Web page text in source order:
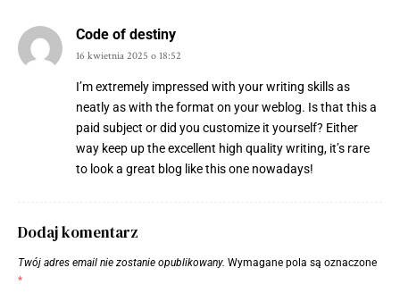
Code of destiny
16 kwietnia 2025 o 18:52
I’m extremely impressed with your writing skills as
neatly as with the format on your weblog. Is that this a
paid subject or did you customize it yourself? Either
way keep up the excellent high quality writing, it’s rare
to look a great blog like this one nowadays!
Dodaj komentarz
Twój adres email nie zostanie opublikowany. Wymagane pola są oznaczone
*